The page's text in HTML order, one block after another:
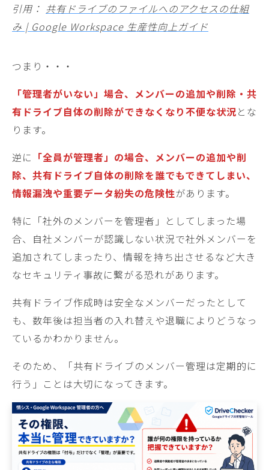
引用： 共有ドライブのファイルへのアクセスの仕組
み | Google Workspace 生産性向上ガイド
つまり・・・
「管理者がいない」場合、メンバーの追加や削除・共
有ドライブ自体の削除ができなくなり不便な状況とな
ります。
逆に 「全員が管理者」の場合、メンバーの追加や削
除、共有ドライブ自体の削除を誰でもできてしまい、
情報漏洩や重要データ紛失の危険性があります。
特に「社外のメンバーを管理者」としてしまった場
合、自社メンバーが認識しない状況で社外メンバーを
追加されてしまったり、情報を持ち出させるなど大き
なセキュリティ事故に繋がる恐れがあります。
共有ドライブ作成時は安全なメンバーだったとして
も、数年後は担当者の入れ替えや退職によりどうなっ
ているかわかりません。
そのため、「共有ドライブのメンバー管理は定期的に
行う」ことは大切になってきます。